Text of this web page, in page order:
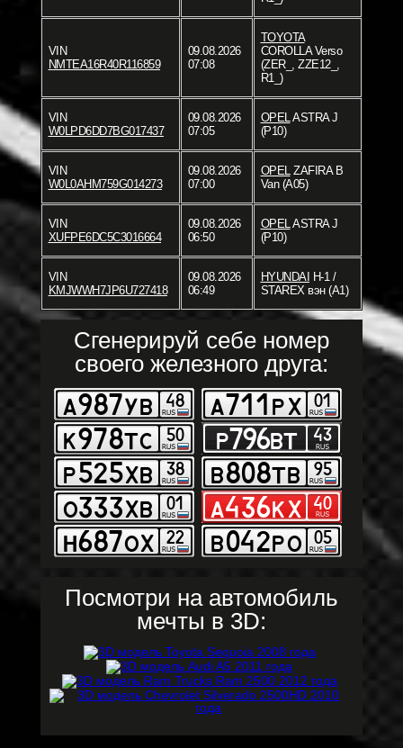
VIN
NMTEA16R40R116859
09.08.2026
07:08
TOYOTA
COROLLA Verso
(ZER_, ZZE12_,
R1_)
VIN
W0LPD6DD7BG017437
09.08.2026
07:05
OPEL ASTRA J
(P10)
VIN
W0L0AHM759G014273
09.08.2026
07:00
OPEL ZAFIRA B
Van (A05)
VIN
XUFPE6DC5C3016664
09.08.2026
06:50
OPEL ASTRA J
(P10)
VIN
KMJWWH7JP6U727418
09.08.2026
06:49
HYUNDAI H-1 /
STAREX вэн (A1)
Сгенерируй себе номер
своего железного друга:
Посмотри на автомобиль
мечты в 3D: